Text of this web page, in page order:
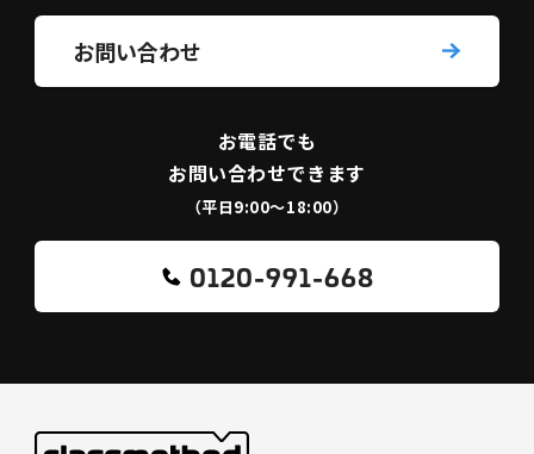
お問い合わせ
お電話でも
お問い合わせできます
（平日9:00〜18:00）
0120-991-668